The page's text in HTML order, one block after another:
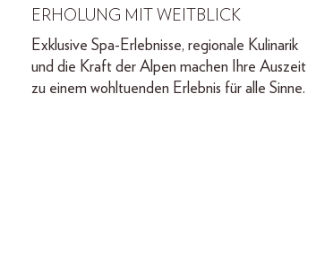
ERHOLUNG MIT WEITBLICK
Exklusive Spa-Erlebnisse, regionale Kulinarik
und die Kraft der Alpen machen Ihre Auszeit
zu einem wohltuenden Erlebnis für alle Sinne.